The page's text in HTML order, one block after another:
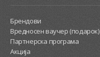
Брендови
Вредносен ваучер (подарок)
Партнерска програма
Акција